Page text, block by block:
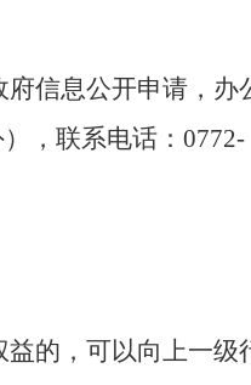
府信息公开申请，办
， 联系电话： 0772-
的，可以向上一级